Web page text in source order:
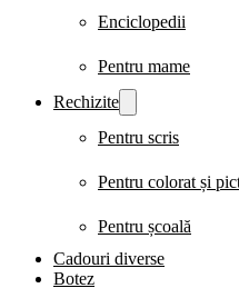
Enciclopedii
Pentru mame
Rechizite
Pentru scris
Pentru colorat și
Pentru școală
Cadouri diverse
Botez